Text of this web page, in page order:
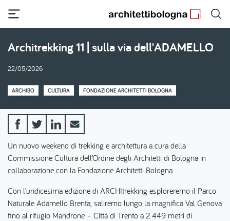
contenuto
principale
Architrekking 11 | sulla via dell'ADAMELLO
22/05/2026
ARCHIBO CULTURA FONDAZIONE ARCHITETTI BOLOGNA
Un nuovo weekend di trekking e architettura a cura della
Commissione Cultura dell’Ordine degli Architetti di Bologna in
collaborazione con la Fondazione Architetti Bologna.
Con l’undicesima edizione di ARCHItrekking esploreremo il Parco
Naturale Adamello Brenta; saliremo lungo la magnifica Val Genova
fino al rifugio Mandrone – Città di Trento a 2.449 metri di